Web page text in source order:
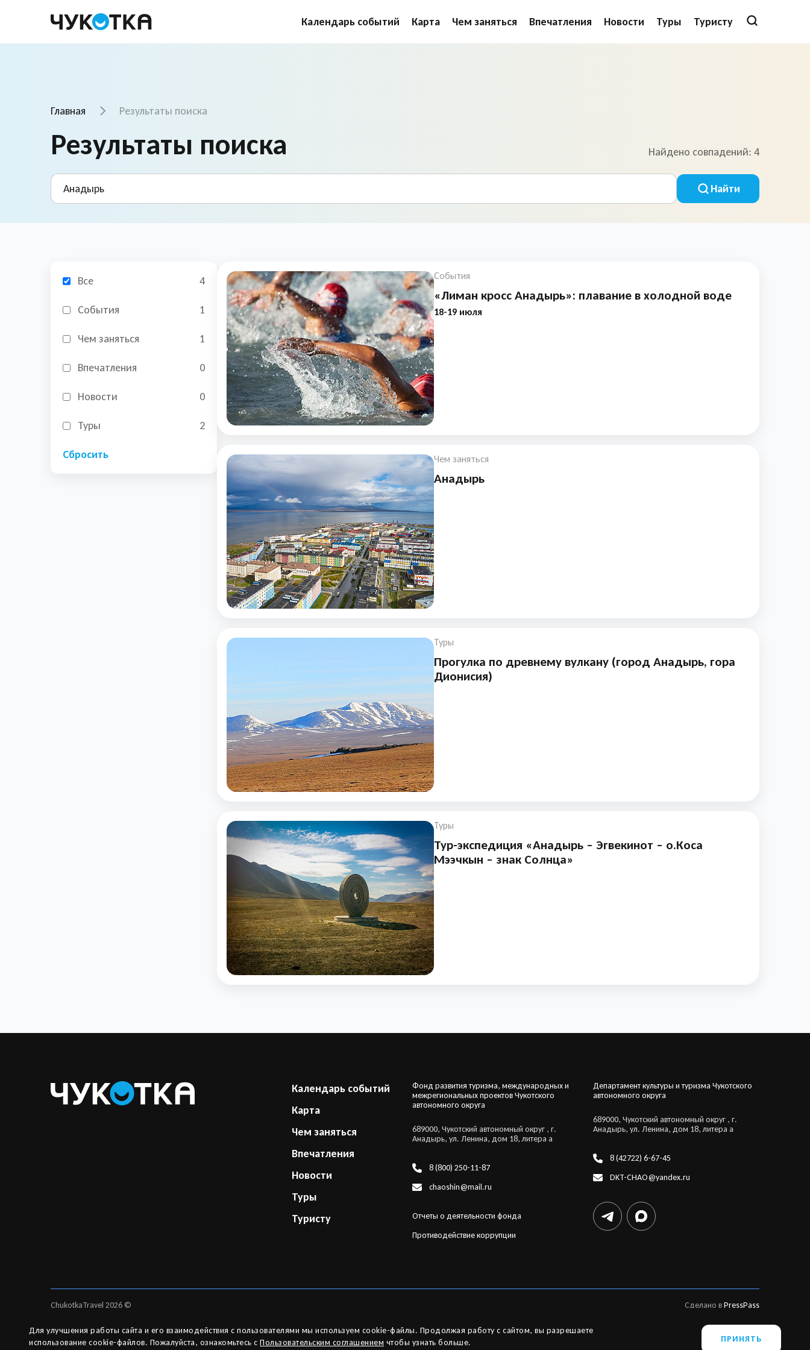
Календарь событий Карта Чем заняться Впечатления Новости Туры Туристу
Главная Результаты поиска
Результаты поиска Найдено совпадений: 4
Найти
Все 4
События 1
Чем заняться 1
Впечатления 0
Новости 0
Туры 2
Сбросить
События
«Лиман кросс Анадырь»: плавание в холодной воде
18-19 июля
Чем заняться
Анадырь
Туры
Прогулка по древнему вулкану (город Анадырь, гора
Дионисия)
Туры
Тур-экспедиция «Анадырь – Эгвекинот – о.Коса
Мээчкын – знак Солнца»
Календарь событий
Карта
Чем заняться
Впечатления
Новости
Туры
Туристу
Фонд развития туризма, международных и
межрегиональных проектов Чукотского
автономного округа
689000, Чукотский автономный округ , г.
Анадырь, ул. Ленина, дом 18, литера а
8 (800) 250-11-87
chaoshin@mail.ru
Отчеты о деятельности фонда
Противодействие коррупции
Департамент культуры и туризма Чукотского
автономного округа
689000, Чукотский автономный округ , г.
Анадырь, ул. Ленина, дом 18, литера а
8 (42722) 6-67-45
DKT-CHAO@yandex.ru
ChukotkaTravel 2026 © Сделано вPressPass
Для улучшения работы сайта и его взаимодействия с пользователями мы используем cookie-файлы. Продолжая работу с сайтом, вы разрешаете
использование cookie-файлов. Пожалуйста, ознакомьтесь с Пользовательским соглашением чтобы узнать больше. ПРИНЯТЬ